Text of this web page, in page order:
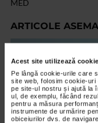
Acest site utilizează
Pe lângă cookie-urile care
site web, folosim cookie-
pe site-ul nostru și ajută la
ul, de exemplu, făcând
pentru a măsura
instrumente de urmărire
obiceiurilor dvs. de navigare.
MED
ARTICOLE